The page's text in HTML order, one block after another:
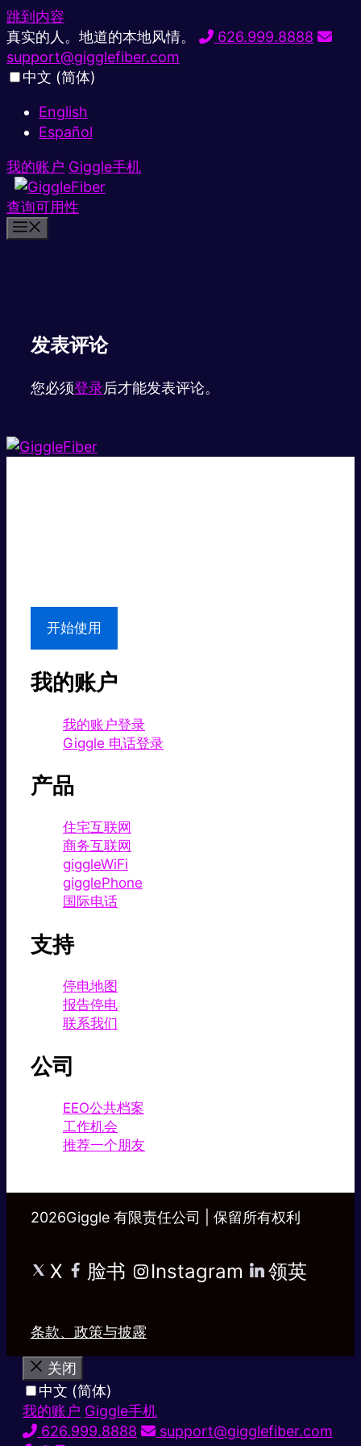
跳到内容
真实的人。地道的本地风情。
626.999.8888
support@gigglefiber.com
中文 (简体)
English
Español
我的账户 Giggle手机
查询可用性
发表评论
您必须登录后才能发表评论。
开始使用
我的账户
我的账户登录
Giggle 电话登录
产品
住宅互联网
商务互联网
giggleWiFi
gigglePhone
国际电话
支持
停电地图
报告停电
联系我们
公司
EEO公共档案
工作机会
推荐一个朋友
2026Giggle 有限责任公司 | 保留所有权利
X 脸书 Instagram 领英
条款、政策与披露
关闭
中文 (简体)
我的账户 Giggle手机
626.999.8888
support@gigglefiber.com